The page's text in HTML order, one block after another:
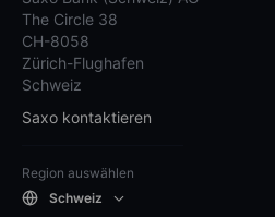
The Circle 38
CH-8058
Zürich-Flughafen
Schweiz
Saxo kontaktieren
Region auswählen
Schweiz